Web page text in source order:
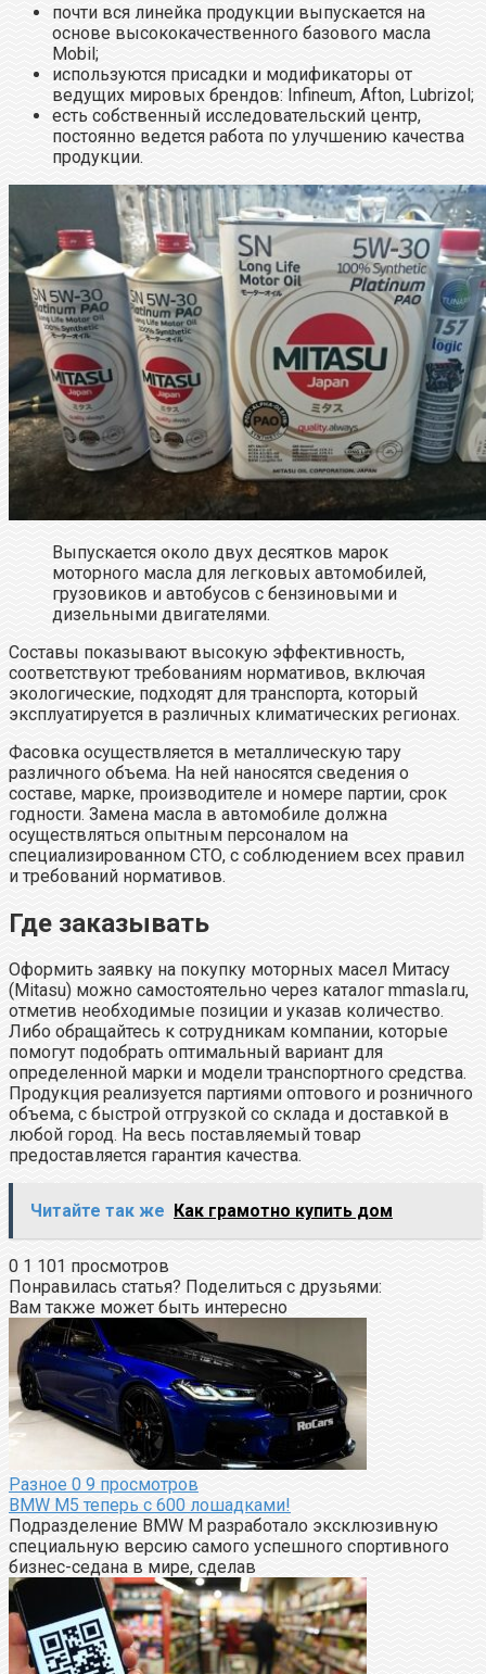
почти вся линейка продукции выпускается на
основе высококачественного базового масла
Mobil;
используются присадки и модификаторы от
ведущих мировых брендов: Infineum, Afton, Lubrizol;
есть собственный исследовательский центр,
постоянно ведется работа по улучшению качества
продукции.
Выпускается около двух десятков марок
моторного масла для легковых автомобилей,
грузовиков и автобусов с бензиновыми и
дизельными двигателями.
Составы показывают высокую эффективность,
соответствуют требованиям нормативов, включая
экологические, подходят для транспорта, который
эксплуатируется в различных климатических регионах.
Фасовка осуществляется в металлическую тару
различного объема. На ней наносятся сведения о
составе, марке, производителе и номере партии, срок
годности. Замена масла в автомобиле должна
осуществляться опытным персоналом на
специализированном СТО, с соблюдением всех правил
и требований нормативов.
Где заказывать
Оформить заявку на покупку моторных масел Митасу
(Mitasu) можно самостоятельно через каталог mmasla.ru,
отметив необходимые позиции и указав количество.
Либо обращайтесь к сотрудникам компании, которые
помогут подобрать оптимальный вариант для
определенной марки и модели транспортного средства.
Продукция реализуется партиями оптового и розничного
объема, с быстрой отгрузкой со склада и доставкой в
любой город. На весь поставляемый товар
предоставляется гарантия качества.
Читайте так же Как грамотно купить дом
0 1 101 просмотров
Понравилась статья? Поделиться с друзьями:
Вам также может быть интересно
Разное 0 9 просмотров
BMW M5 теперь с 600 лошадками!
Подразделение BMW M разработало эксклюзивную
специальную версию самого успешного спортивного
бизнес-седана в мире, сделав